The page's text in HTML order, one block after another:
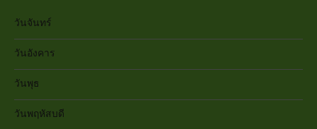
วันจันทร์
วันอังคาร
วันพุธ
วันพฤหัสบดี